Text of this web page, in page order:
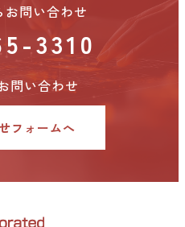
お問い合わせ
3310
問い合わせ
フォームへ